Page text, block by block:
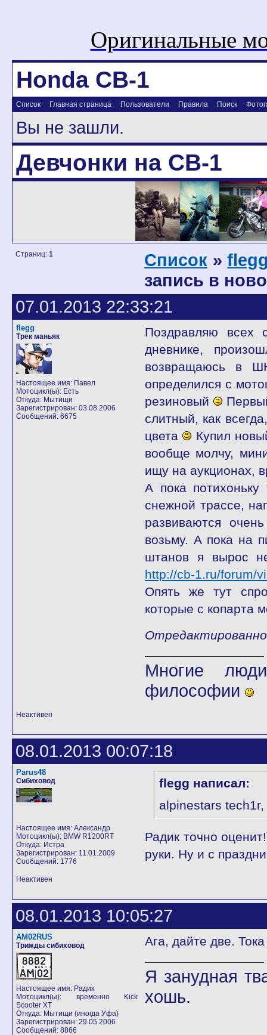
Оригинальные
Honda CB-1
Список Главная страница Пользователи Правила Поиск
Вы не зашли.
Девчонки на CB-1
Страниц: 1 Список »
запись в
07.01.2013 22:33:21
flegg
Трек маньяк
Настоящее имя: Павел
Мотоцикл(ы): Есть
Откуда: Мытищи
Зарегистрирован: 03.08.2006
Сообщений: 6675
Поздравляю
дневнике,
возвращаюсь в
определился с
резиновый
слитный, как
цвета
Купил
вообще молчу,
ищу на аукционах,
А пока
снежной трассе,
развиваются
возьму. А пока на
штанов я вырос
http://cb-1.ru/forum/
Опять же тут
которые с копарта
Многие
философии
Неактивен
08.01.2013 00:07:18
Parus48
Сибиховод
Настоящее имя: Александр
Мотоцикл(ы): BMW R1200RT
Откуда: Истра
Зарегистрирован: 11.01.2009
Сообщений: 1776
flegg написал:
alpinestars
Радик точно
руки. Ну и с
Неактивен
08.01.2013 10:05:27
AM02RUS
Трижды сибиховод
Настоящее имя: Радик
Мотоцикл(ы): временно Kick
Scooter XT
Откуда: Мытищи (иногда Уфа)
Зарегистрирован: 29.05.2006
Сообщений: 8866
Ага, дайте две.
Я занудная
хошь.